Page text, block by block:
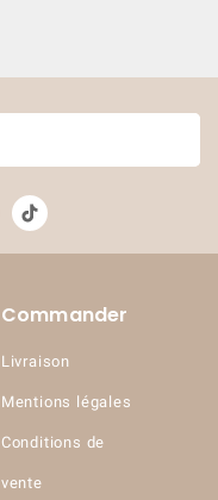
Commander
Livraison
Mentions légales
Conditions de
vente